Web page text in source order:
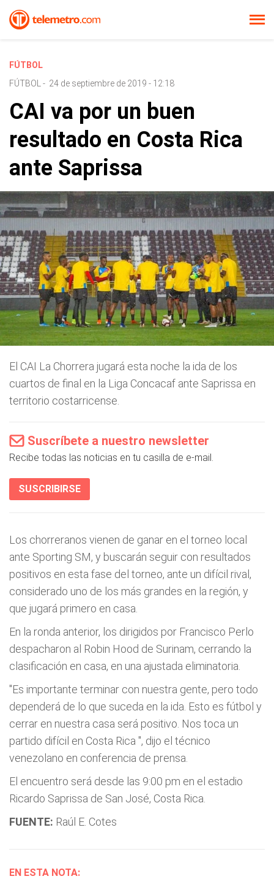
FÚTBOL
FÚTBOL
- 24 de septiembre de 2019 - 12:18
CAI va por un buen
resultado en Costa Rica
ante Saprissa
El CAI La Chorrera jugará esta noche la ida de los
cuartos de final en la Liga Concacaf ante Saprissa en
territorio costarricense.
Suscríbete a nuestro newsletter
Recibe todas las noticias en tu casilla de e-mail.
SUSCRIBIRSE
Los chorreranos vienen de ganar en el torneo local
ante Sporting SM, y buscarán seguir con resultados
positivos en esta fase del torneo, ante un difícil rival,
considerado uno de los más grandes en la región, y
que jugará primero en casa.
En la ronda anterior, los dirigidos por Francisco Perlo
despacharon al Robin Hood de Surinam, cerrando la
clasificación en casa, en una ajustada eliminatoria.
"Es importante terminar con nuestra gente, pero todo
dependerá de lo que suceda en la ida. Esto es fútbol y
cerrar en nuestra casa será positivo. Nos toca un
partido difícil en Costa Rica ", dijo el técnico
venezolano en conferencia de prensa.
El encuentro será desde las 9:00 pm en el estadio
Ricardo Saprissa de San José, Costa Rica.
FUENTE: Raúl E. Cotes
EN ESTA NOTA: